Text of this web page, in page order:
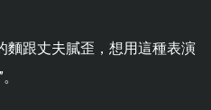
麵跟丈夫膩歪，想用這種表演